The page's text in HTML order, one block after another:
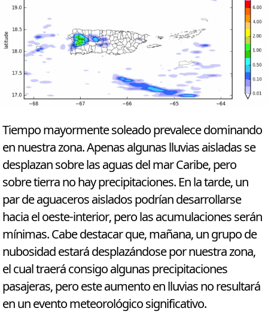
Tiempo mayormente soleado prevalece dominando
en nuestra zona. Apenas algunas lluvias aisladas se
desplazan sobre las aguas del mar Caribe, pero
sobre tierra no hay precipitaciones. En la tarde, un
par de aguaceros aislados podrían desarrollarse
hacia el oeste-interior, pero las acumulaciones serán
mínimas. Cabe destacar que, mañana, un grupo de
nubosidad estará desplazándose por nuestra zona,
el cual traerá consigo algunas precipitaciones
pasajeras, pero este aumento en lluvias no resultará
en un evento meteorológico significativo.